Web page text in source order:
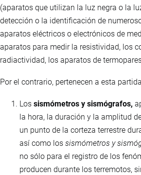
(aparatos que utilizan la luz negra o la
detección o la identificación de
aparatos eléctricos o electrónicos de
aparatos para medir la resistividad, los
radiactividad, los aparatos de
Por el contrario, pertenecen a esta
Los sismómetros y sismógrafos,
la hora, la duración y la amplitud
un punto de la corteza terrestre
así como los sismómetros y
no sólo para el registro de los
producen durante los terremotos,